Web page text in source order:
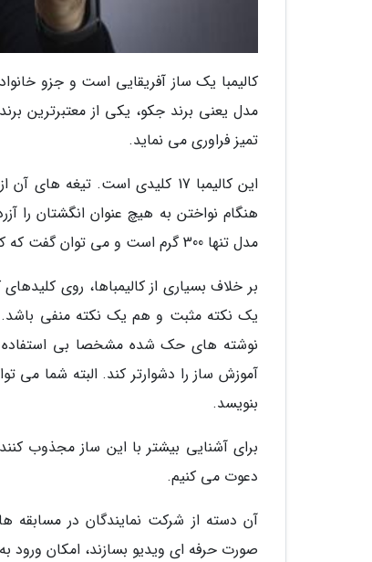
مدل یعنی برند جکو، یکی از معتبرترین
تمیز فراوری می نماید.
این کالیمبا 17 کلیدی است.
هنگام نواختن به هیچ عنوان انگشتان
مدل تنها 300 گرم است و می توان گفت که کالیمبا در کل جزو سبک ترین سازها محسوب می گردد.
یک نکته مثبت و هم یک نکته منفی باشد.
نوشته های حک شده مشخصا بی استفاده و
آموزش ساز را دشوارتر کند. البته شما می
بنویسد.
برای آشنایی بیشتر با این ساز مجذوب
دعوت می کنیم.
صورت حرفه ای ویدیو بسازند، امکان ورود